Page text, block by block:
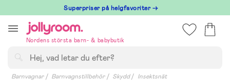
till
innehållet
Superpriser på helgfavoriter →
Nordens största barn- & babybutik
Barnvagnar Barnvagnstillbehör Skydd Insektsnät